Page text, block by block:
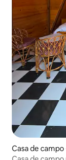
Casa de campo